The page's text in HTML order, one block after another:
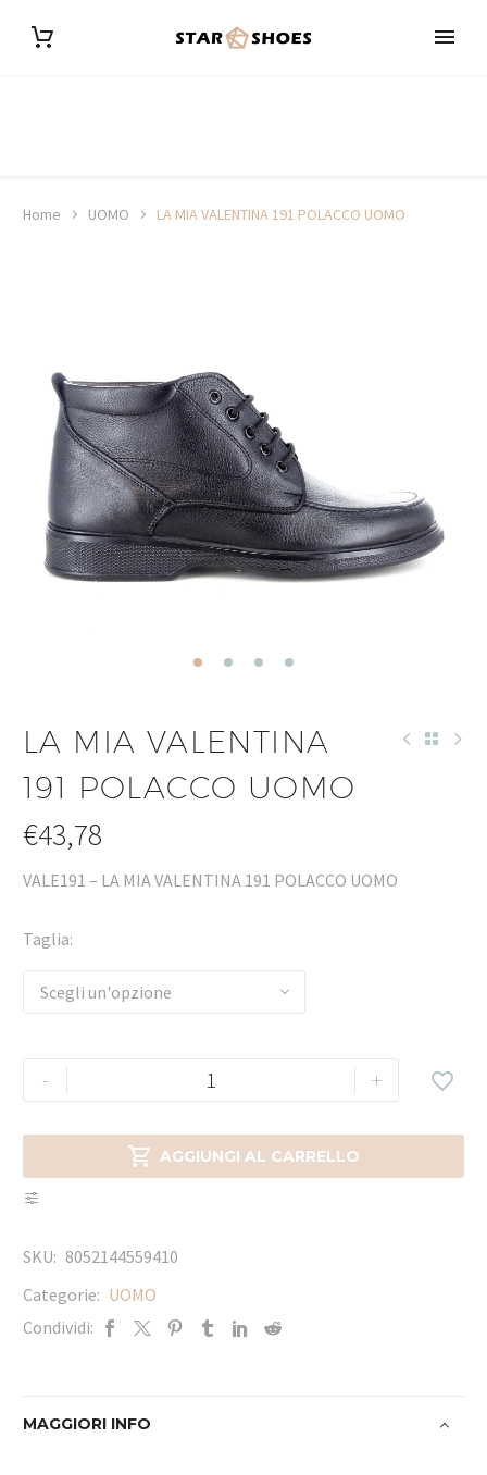
Home UOMO LA MIA VALENTINA 191 POLACCO UOMO
LA MIA VALENTINA
191 POLACCO UOMO
€43,78
VALE191 – LA MIA VALENTINA 191 POLACCO UOMO
Taglia
Scegli un'opzione
- +
 AGGIUNGI AL CARRELLO

SKU: 8052144559410
Categorie: UOMO
Condividi:
MAGGIORI INFO